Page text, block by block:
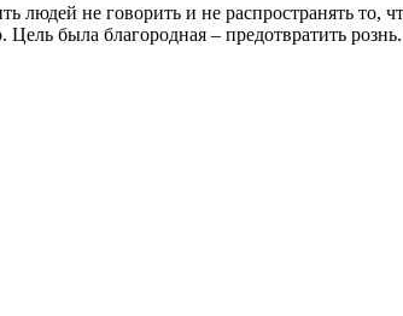
людей не говорить и не распространять
была благородная – предотвратить